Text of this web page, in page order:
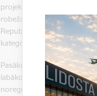
projekta 2.4. aktivitāte
robežas pilnvaroto
Republikas - Krievijas
kategorijas robežkontroles
Pasākuma mērķis bija
labāko pieredzi un
noregulēšanas mehānisma